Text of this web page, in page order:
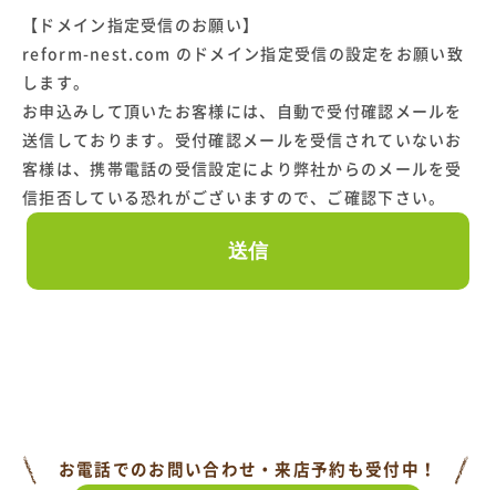
【ドメイン指定受信のお願い】
reform-nest.com のドメイン指定受信の設定をお願い致
します。
お申込みして頂いたお客様には、自動で受付確認メールを
送信しております。受付確認メールを受信されていないお
客様は、携帯電話の受信設定により弊社からのメールを受
信拒否している恐れがございますので、ご確認下さい。
お電話でのお問い合わせ・来店予約も受付中！